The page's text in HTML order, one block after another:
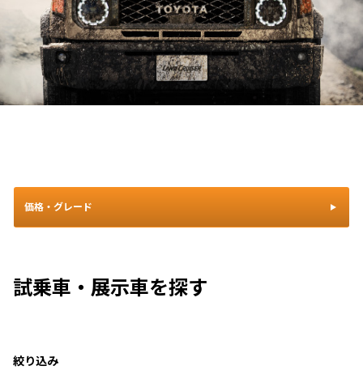
価格・グレード
試乗車・展示車を探す
絞り込み